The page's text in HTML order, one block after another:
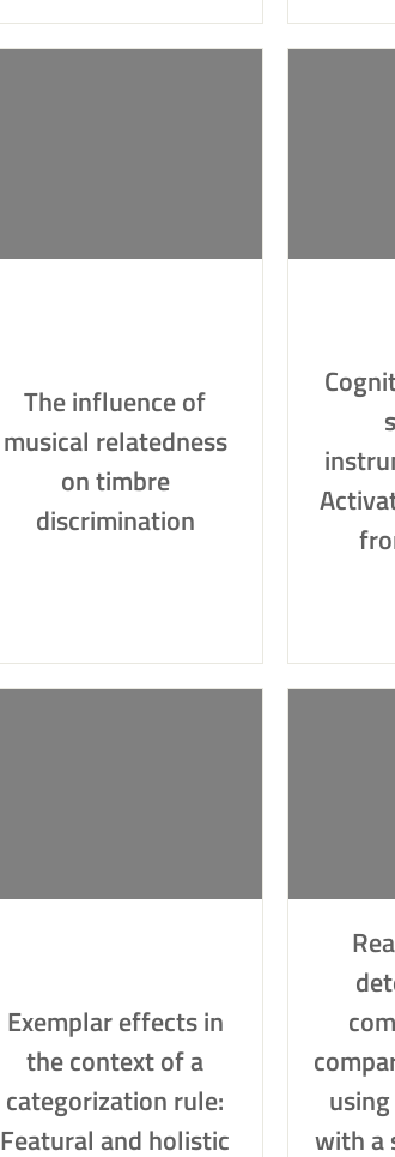
The influence of
musical relatedness
on timbre
discrimination
Exemplar effects in
the context of a
categorization rule:
Featural and holistic
with a